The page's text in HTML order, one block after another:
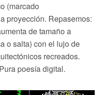
(marcado
proyección. Repasemos:
de tamaño a
o salta) con el lujo de
recreados.
poesía digital.